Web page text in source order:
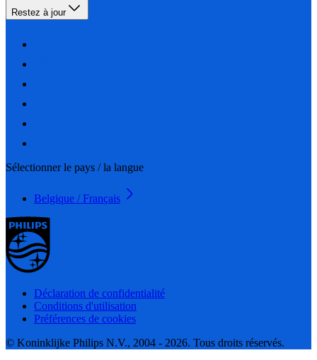
Restez à jour
Sélectionner le pays / la langue
Belgique / Français
Déclaration de confidentialité
Conditions d'utilisation
Préférences de cookies
© Koninklijke Philips N.V., 2004 - 2026. Tous droits réservés.